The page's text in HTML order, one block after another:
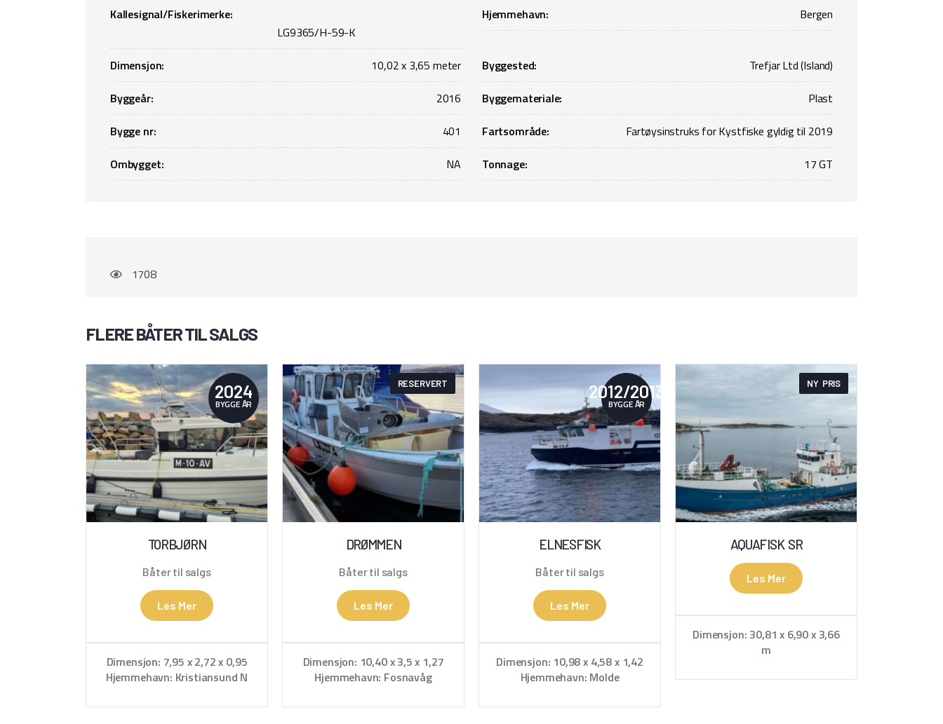
Kallesignal/Fiskerimerke:
LG9365/H-59-K
Hjemmehavn: Bergen
Dimensjon: 10,02 x 3,65 meter Byggested:
Trefjar Ltd (Island)
Byggeår:
2016 Byggemateriale:
Plast
Bygge nr:
401 Fartsområde:
Fartøysinstruks for Kystfiske gyldig til 2019
Ombygget:
NA Tonnage: 17 GT
1708
FLERE BÅTER TIL SALGS
2024
BYGGE ÅR
TORBJØRN
Båter til salgs
Les Mer
Dimensjon: 7,95 x 2,72 x 0,95
Hjemmehavn: Kristiansund N
RESERVERT
DRØMMEN
Båter til salgs
Les Mer
Dimensjon: 10,40 x 3,5 x 1,27
Hjemmehavn: Fosnavåg
2012/2013
BYGGE ÅR
ELNESFISK
Båter til salgs
Les Mer
Dimensjon: 10,98 x 4,58 x 1,42
Hjemmehavn: Molde
NY PRIS
AQUAFISK SR
Les Mer
Dimensjon: 30,81 x 6,90 x 3,66
m